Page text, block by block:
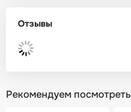
Отзывы
Рекомендуем посмотреть